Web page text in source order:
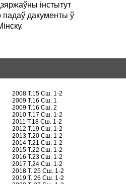
інстытут
падаў дакументы ў
2008 Т.15 Сш. 1-2
2009 Т.16 Сш. 1
2009 Т.16 Сш. 2
2010 Т.17 Сш. 1-2
2011 Т.18 Сш. 1-2
2012 Т.19 Сш. 1-2
2013 Т.20 Сш. 1-2
2014 Т.21 Сш. 1-2
2015 Т.22 Сш. 1-2
2016 Т.23 Сш. 1-2
2017 Т.24 Сш. 1-2
2018 Т. 25 Сш. 1-2
2019 Т. 26 Сш. 1-2